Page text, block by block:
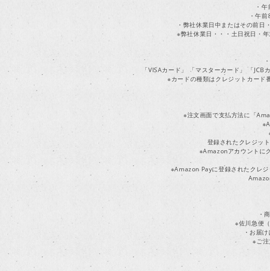
・
・午
・弊社休業日中またはその前日
※弊社休業日・・・土日祝日・年
「VISAカード」 「マスターカード」 「
※カードの種類はクレジットカード
※注文画面で支払方法に「
登録されたクレジッ
※Amazonアカウントに
※Amazon Payに登録されたクレジ
・
※佐川急便（
・お届
※ご注